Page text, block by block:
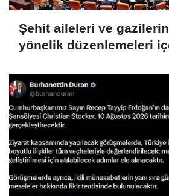
Şehit aileleri ve
yönelik düzenlemeleri